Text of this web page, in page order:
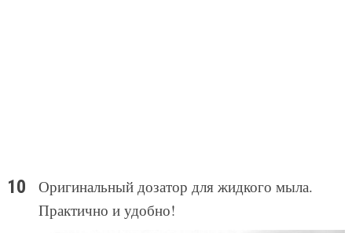
Оригинальный дозатор для жидкого мыла.
Практично и удобно!